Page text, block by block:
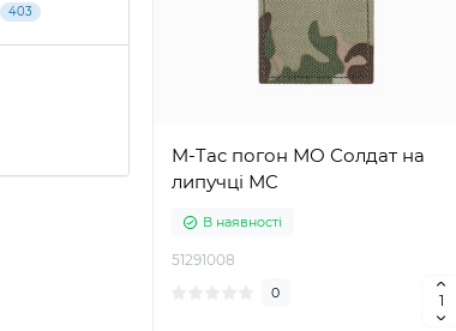
403
M-Tac погон МО Солдат на
липучці МC
В наявності
51291008
0